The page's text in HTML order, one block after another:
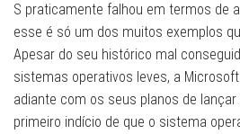
S praticamente falhou em termos de
esse é só um dos muitos exemplos
Apesar do seu histórico mal
sistemas operativos leves, a
adiante com os seus planos de lançar
primeiro indício de que o sistema